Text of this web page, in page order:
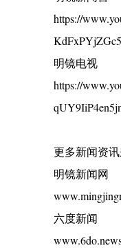
https://
明镜电视
https://
更多新闻资讯
明镜新闻网
六度新闻